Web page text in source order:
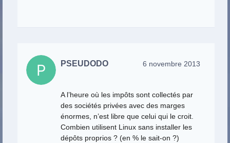
PSEUDODO 6 novembre 2013
A l’heure où les impôts sont collectés par
des sociétés privées avec des marges
énormes, n’est libre que celui qui le croit.
Combien utilisent Linux sans installer les
dépôts proprios ? (en % le sait-on ?)